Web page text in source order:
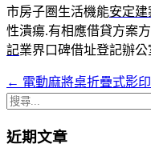
市房子圏生活機能安定建
性潰瘍.有相應借貸方案
記業界口碑借址登記辦
文
章
導
← 電動麻將桌折疊式影
搜
關
近期文章